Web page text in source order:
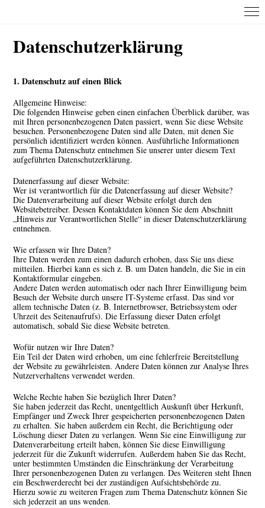
Datenschutz­erklärung
1. Datenschutz auf einen Blick
Allgemeine Hinweise:
Die folgenden Hinweise geben einen einfachen Überblick darüber, was
mit Ihren personenbezogenen Daten passiert, wenn Sie diese Website
besuchen. Personenbezogene Daten sind alle Daten, mit denen Sie
persönlich identifiziert werden können. Ausführliche Informationen
zum Thema Datenschutz entnehmen Sie unserer unter diesem Text
aufgeführten Datenschutzerklärung.
Datenerfassung auf dieser Website:
Wer ist verantwortlich für die Datenerfassung auf dieser Website?
Die Datenverarbeitung auf dieser Website erfolgt durch den
Websitebetreiber. Dessen Kontaktdaten können Sie dem Abschnitt
„Hinweis zur Verantwortlichen Stelle“ in dieser Datenschutzerklärung
entnehmen.
Wie erfassen wir Ihre Daten?
Ihre Daten werden zum einen dadurch erhoben, dass Sie uns diese
mitteilen. Hierbei kann es sich z. B. um Daten handeln, die Sie in ein
Kontaktformular eingeben.
Andere Daten werden automatisch oder nach Ihrer Einwilligung beim
Besuch der Website durch unsere IT-Systeme erfasst. Das sind vor
allem technische Daten (z. B. Internetbrowser, Betriebssystem oder
Uhrzeit des Seitenaufrufs). Die Erfassung dieser Daten erfolgt
automatisch, sobald Sie diese Website betreten.
Wofür nutzen wir Ihre Daten?
Ein Teil der Daten wird erhoben, um eine fehlerfreie Bereitstellung
der Website zu gewährleisten. Andere Daten können zur Analyse Ihres
Nutzerverhaltens verwendet werden.
Welche Rechte haben Sie bezüglich Ihrer Daten?
Sie haben jederzeit das Recht, unentgeltlich Auskunft über Herkunft,
Empfänger und Zweck Ihrer gespeicherten personenbezogenen Daten
zu erhalten. Sie haben außerdem ein Recht, die Berichtigung oder
Löschung dieser Daten zu verlangen. Wenn Sie eine Einwilligung zur
Datenverarbeitung erteilt haben, können Sie diese Einwilligung
jederzeit für die Zukunft widerrufen. Außerdem haben Sie das Recht,
unter bestimmten Umständen die Einschränkung der Verarbeitung
Ihrer personenbezogenen Daten zu verlangen. Des Weiteren steht Ihnen
ein Beschwerderecht bei der zuständigen Aufsichtsbehörde zu.
Hierzu sowie zu weiteren Fragen zum Thema Datenschutz können Sie
sich jederzeit an uns wenden.